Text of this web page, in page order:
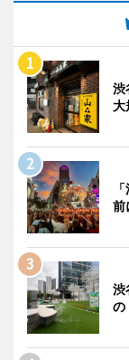
渋
大
前
渋
の